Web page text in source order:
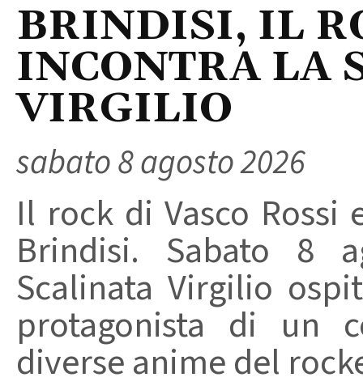
BRINDISI, IL
INCONTRA LA
VIRGILIO
sabato 8 agosto 2026
Il rock di Vasco
Brindisi. Sabato 8
Scalinata Virgilio
protagonista di un
diverse anime del